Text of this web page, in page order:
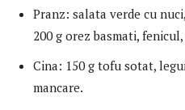
Pranz: salata verde cu
200 g orez basmati,
Cina: 150 g tofu sotat,
mancare.